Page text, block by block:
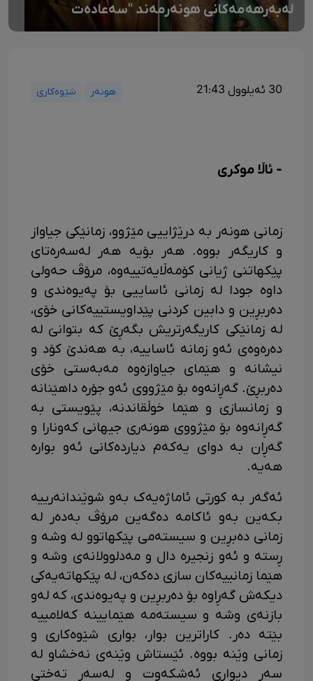
لەبەرهەمەکانی هونەرمەند "سەعادەت
بارزانی"دا
30 ئەیلوول 21:43 هونەر شێوەکاری
- ئاڵا موکری
زمانی هونەر بە درێژاییی مێژوو، زمانێکی جیاواز
و کاریگەر بووە. هەر بۆیە هەر لەسەرەتای
پێکهاتنی ژیانی کۆمەڵایەتییەوە، مرۆڤ حەولی
داوە جودا لە زمانی ئاساییی بۆ پەیوەندی و
دەربڕین و دابین کردنی پێداویستییەکانی خۆی،
لە زمانێکی کاریگەرتریش بگەڕێ کە بتوانێ لە
دەرەوەی ئەو زمانە ئاساییە، بە هەندێ کۆد و
نیشانە و هێمای جیاوازەوە مەبەستی خۆی
دەربڕێ. گەڕانەوە بۆ مێژووی ئەو جۆرە داهێنانە
و زمانسازی و هێما خوڵقاندنە، پێویستی بە
گەڕانەوە بۆ مێژووی هونەری جیهانی کەونارا و
گەڕان بە دوای یەکەم دیاردەکانی ئەو بوارە
هەیە.
ئەگەر بە کورتی ئاماژەیەک بەو شوێندانەرییە
بکەین بەو ئاکامە دەگەین مرۆڤ بەدەر لە
زمانی دەبڕین و سیستەمی پێکهاتوو لە وشە و
ڕستە و ئەو زنجیرە دال و مەدلوولانەی وشە و
هێما زمانییەکان سازی دەکەن، لە پێکهاتەیەکی
دیکەش گەڕاوە بۆ دەربڕین و پەیوەندی، کە لەو
بازنەی وشە و سیستەمە هێمایینە کەلامییە
بێتە دەر. کاراترین بوار، بواری شێوەکاری و
زمانی وێنە بووە. ئێستاش وێنەی نەخشاو لە
سەر دیواری ئەشکەوت و لەسەر تەختی